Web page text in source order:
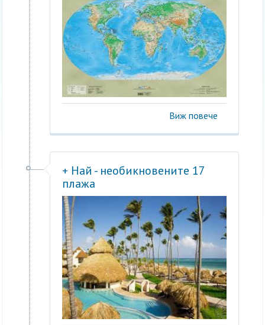
Виж повече
+ Най - необикновените 17
плажа